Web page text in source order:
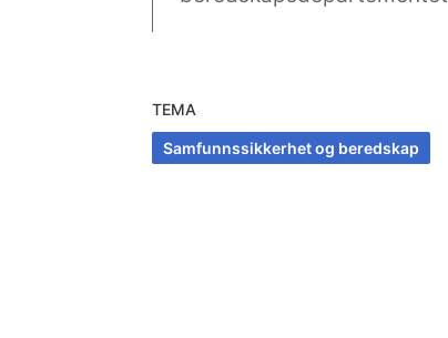
TEMA
Samfunnssikkerhet og beredskap